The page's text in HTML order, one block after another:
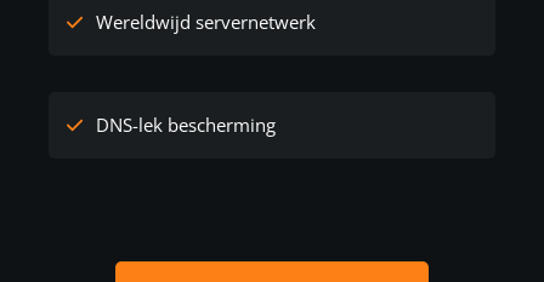
Wereldwijd servernetwerk
DNS-lek bescherming